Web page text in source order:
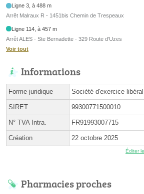
Ligne 3, à 488 m
Arrêt Malraux R - 1451bis Chemin de Trespeaux
Ligne 114, à 457 m
Arrêt ALES - Ste Bernadette - 329 Route d'Uzes
Voir tout
Informations
Forme juridique Société d'exercice
SIRET 99300771500010
N° TVA Intra. FR91993007715
Création 22 octobre 2025
Éditer
Pharmacies proches